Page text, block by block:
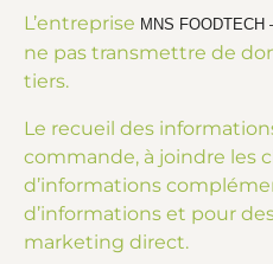
L’entreprise MNS FOODTECH
ne pas transmettre de
tiers.
Le recueil des
commande, à joindre les
d’informations
d’informations et pour
marketing direct.